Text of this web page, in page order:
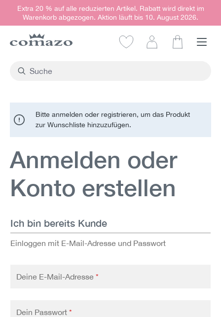
springen
Extra 20 % auf alle reduzierten Artikel. Rabatt wird direkt im
Warenkorb abgezogen. Aktion läuft bis 10. August 2026.
Bitte anmelden oder registrieren, um das Produkt
zur Wunschliste hinzuzufügen.
Anmelden oder
Konto erstellen
Ich bin bereits Kunde
Einloggen mit E-Mail-Adresse und Passwort
Deine E-Mail-Adresse *
Dein Passwort *